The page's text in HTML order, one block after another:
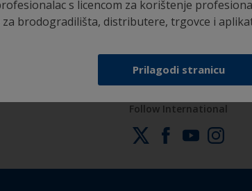
s licencom za korištenje
za brodogradilišta, distributere, trgovce i
Prilagodi stranicu
sigurnošću
Follow International